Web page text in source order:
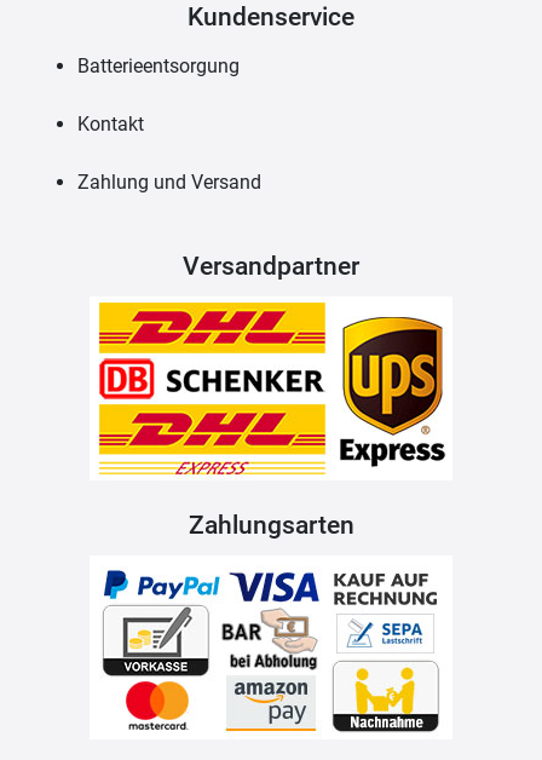
Kundenservice
Batterieentsorgung
Kontakt
Zahlung und Versand
Versandpartner
Zahlungsarten